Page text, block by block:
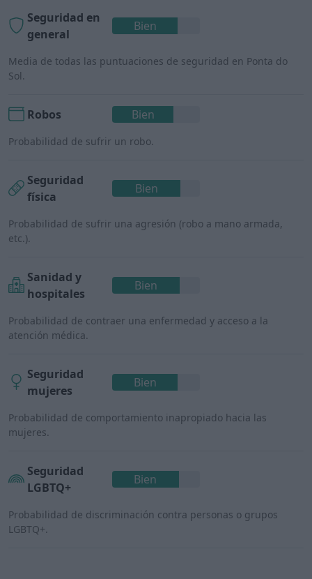
Seguridad en
general
Bien
Media de todas las puntuaciones de seguridad en Ponta do
Sol.
Robos Bien
Probabilidad de sufrir un robo.
Seguridad
física
Bien
Probabilidad de sufrir una agresión (robo a mano armada,
etc.).
Sanidad y
hospitales
Bien
Probabilidad de contraer una enfermedad y acceso a la
atención médica.
Seguridad
mujeres
Bien
Probabilidad de comportamiento inapropiado hacia las
mujeres.
Seguridad
LGBTQ+
Bien
Probabilidad de discriminación contra personas o grupos
LGBTQ+.